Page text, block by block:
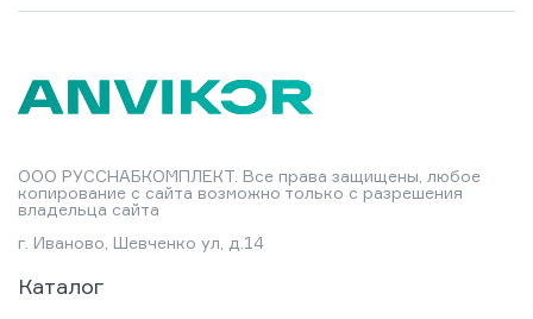
ООО РУССНАБКОМПЛЕКТ. Все права защищены, любое
копирование с сайта возможно только с разрешения
владельца сайта
г. Иваново, Шевченко ул, д.14
Каталог